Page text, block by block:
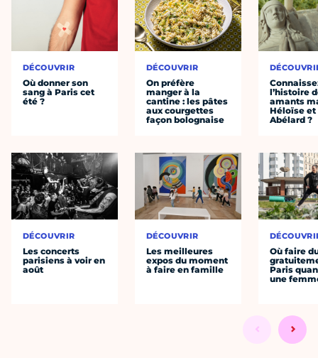
DÉCOUVRIR
Où donner son
sang à Paris cet
été ?
DÉCOUVRIR
Les concerts
parisiens à voir en
août
DÉCOUVRIR
On préfère
manger à la
cantine : les pâtes
aux courgettes
façon bolognaise
DÉCOUVRIR
Les meilleures
expos du moment
à faire en famille
l’histoire
amants
Héloïse et
Abélard ?
Où faire
Paris
une